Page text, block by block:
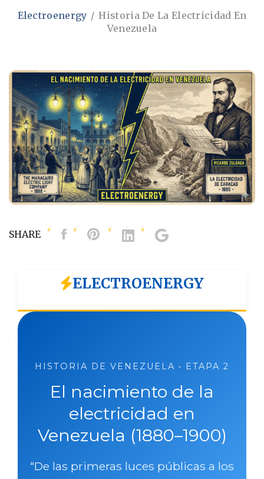
Electroenergy
Historia De La Electricidad En
Venezuela
SHARE
ELECTROENERGY
HISTORIA DE VENEZUELA • ETAPA 2
El nacimiento de la
electricidad en
Venezuela (1880–1900)
“De las primeras luces públicas a los